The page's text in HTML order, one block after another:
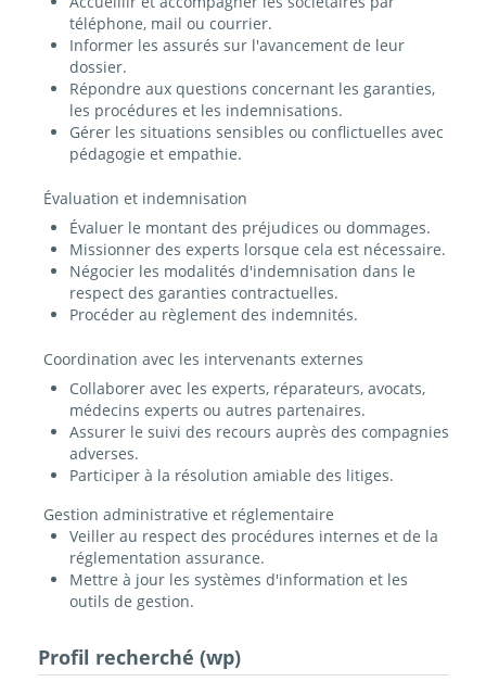
téléphone, mail ou courrier.
Informer les assurés sur l'avancement de leur
dossier.
Répondre aux questions concernant les garanties,
les procédures et les indemnisations.
Gérer les situations sensibles ou conflictuelles avec
pédagogie et empathie.
Évaluation et indemnisation
Évaluer le montant des préjudices ou dommages.
Missionner des experts lorsque cela est nécessaire.
Négocier les modalités d'indemnisation dans le
respect des garanties contractuelles.
Procéder au règlement des indemnités.
Coordination avec les intervenants externes
Collaborer avec les experts, réparateurs, avocats,
médecins experts ou autres partenaires.
Assurer le suivi des recours auprès des compagnies
adverses.
Participer à la résolution amiable des litiges.
Gestion administrative et réglementaire
Veiller au respect des procédures internes et de la
réglementation assurance.
Mettre à jour les systèmes d'information et les
outils de gestion.
Profil recherché (wp)